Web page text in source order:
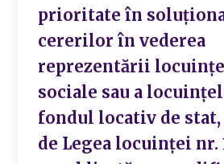
prioritate în
cererilor în vederea
reprezentării
sociale sau a
fondul locativ de stat,
de Legea locuinței nr.